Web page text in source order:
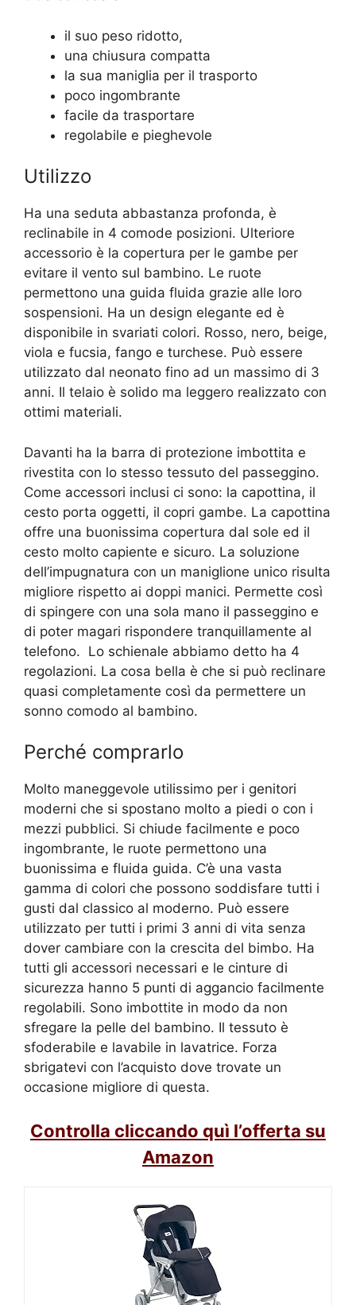
il suo peso ridotto,
una chiusura compatta
la sua maniglia per il trasporto
poco ingombrante
facile da trasportare
regolabile e pieghevole
Utilizzo
Ha una seduta abbastanza profonda, è
reclinabile in 4 comode posizioni. Ulteriore
accessorio è la copertura per le gambe per
evitare il vento sul bambino. Le ruote
permettono una guida fluida grazie alle loro
sospensioni. Ha un design elegante ed è
disponibile in svariati colori. Rosso, nero, beige,
viola e fucsia, fango e turchese. Può essere
utilizzato dal neonato fino ad un massimo di 3
anni. Il telaio è solido ma leggero realizzato con
ottimi materiali.
Davanti ha la barra di protezione imbottita e
rivestita con lo stesso tessuto del passeggino.
Come accessori inclusi ci sono: la capottina, il
cesto porta oggetti, il copri gambe. La capottina
offre una buonissima copertura dal sole ed il
cesto molto capiente e sicuro. La soluzione
dell’impugnatura con un maniglione unico risulta
migliore rispetto ai doppi manici. Permette così
di spingere con una sola mano il passeggino e
di poter magari rispondere tranquillamente al
telefono. Lo schienale abbiamo detto ha 4
regolazioni. La cosa bella è che si può reclinare
quasi completamente così da permettere un
sonno comodo al bambino.
Perché comprarlo
Molto maneggevole utilissimo per i genitori
moderni che si spostano molto a piedi o con i
mezzi pubblici. Si chiude facilmente e poco
ingombrante, le ruote permettono una
buonissima e fluida guida. C’è una vasta
gamma di colori che possono soddisfare tutti i
gusti dal classico al moderno. Può essere
utilizzato per tutti i primi 3 anni di vita senza
dover cambiare con la crescita del bimbo. Ha
tutti gli accessori necessari e le cinture di
sicurezza hanno 5 punti di aggancio facilmente
regolabili. Sono imbottite in modo da non
sfregare la pelle del bambino. Il tessuto è
sfoderabile e lavabile in lavatrice. Forza
sbrigatevi con l’acquisto dove trovate un
occasione migliore di questa.
Controlla cliccando quì l’offerta su
Amazon